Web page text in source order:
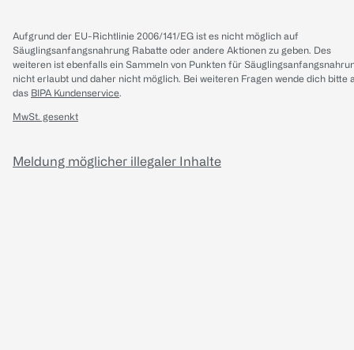
Aufgrund der EU-Richtlinie 2006/141/EG ist es nicht möglich auf
Säuglingsanfangsnahrung Rabatte oder andere Aktionen zu geben. Des
weiteren ist ebenfalls ein Sammeln von Punkten für
nicht erlaubt und daher nicht möglich. Bei weiteren Fragen wende dich bitte
das BIPA Kundenservice.
MwSt. gesenkt
Meldung möglicher illegaler Inhalte